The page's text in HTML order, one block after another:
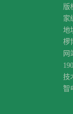
版
家
地
椤
网
技
智